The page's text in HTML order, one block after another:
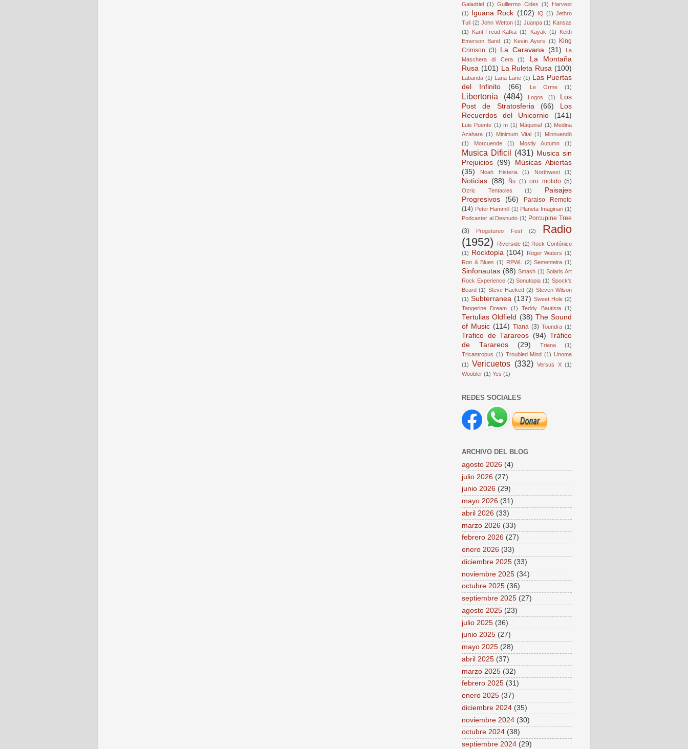
Galadriel (1) Guillermo Cides (1)
Harvest
(1) Iguana Rock (102) IQ (1) Jethro
Tull (2) John Wetton (1) Juanpa (1) Kansas
(1)
Kant-Freud-Kafka (1) Kayak (1)
Keith
Emerson Band (1) Kevin Ayers (1)
King
Crimson (3) La Caravana (31)
La
Maschera di Cera
(1)
La Montaña
Rusa (101) La Ruleta Rusa (100)
Labanda (1) Lana Lane (1) Las Puertas
del Infinito
(66) Le Orme (1)
Libertonia (484) Logos (1)
Los
Post de Stratosferia
(66)
Los
Recuerdos del Unicornio
(141)
Luis Puente (1) m (1) Máquina! (1) Medina
Azahara (1) Minimum Vital (1)
Minnuendö
(1)
Morcuende (1) Mostly Autumn (1)
Musica Dificil (431) Musica sin
Prejuicios (99)
Músicas Abiertas
(35)
Noah Histeria (1) Northwest (1)
Noticias (88) Ñu (1) oro molido (5)
Ozric Tentacles (1)
Paisajes
Progresivos
(56)
Paraiso Remoto
(14) Peter Hammill (1) Planeta Imaginari (1)
Podcaster al Desnudo (1) Porcupine Tree
(3)
Progstureo Fest (2)
Radio
(1952)
Riverside (2) Rock Confónico
(1) Rocktopia (104) Roger Waters (1)
Ron & Blues (1) RPWL (2) Sementeira (1)
Sinfonautas (88) Smash (1) Solaris Art
Rock Experience (2) Sonutopia (1) Spock's
Beard (1) Steve Hackett (2) Steven Wilson
(1) Subterranea (137) Sweet Hole (2)
Tangerine Dream
(1) Teddy Bautista (1)
Tertulias Oldfield (38) The Sound
of Music (114) Tiana (3) Toundra (1)
Trafico de Tarareos (94) Tráfico
de Tarareos
(29) Triana
(1)
Tricantropus (1) Troubled Mind (1) Unoma
(1)
Vericuetos (332) Versus X (1)
Woobler (1) Yes (1)
REDES SOCIALES
ARCHIVO DEL BLOG
agosto 2026 (4)
julio 2026 (27)
junio 2026 (29)
mayo 2026 (31)
abril 2026 (33)
marzo 2026 (33)
febrero 2026 (27)
enero 2026 (33)
diciembre 2025 (33)
noviembre 2025 (34)
octubre 2025 (36)
septiembre 2025 (27)
agosto 2025 (23)
julio 2025 (36)
junio 2025 (27)
mayo 2025 (28)
abril 2025 (37)
marzo 2025 (32)
febrero 2025 (31)
enero 2025 (37)
diciembre 2024 (35)
noviembre 2024 (30)
octubre 2024 (38)
septiembre 2024 (29)